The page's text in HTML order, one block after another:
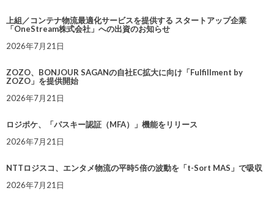
上組／コンテナ物流最適化サービスを提供する スタートアップ企業
「OneStream株式会社」への出資のお知らせ
2026年7月21日
ZOZO、BONJOUR SAGANの自社EC拡大に向け「Fulfillment by
ZOZO」を提供開始
2026年7月21日
ロジポケ、「パスキー認証（MFA）」機能をリリース
2026年7月21日
NTTロジスコ、エンタメ物流の平時5倍の波動を「t-Sort MAS」で吸収
2026年7月21日